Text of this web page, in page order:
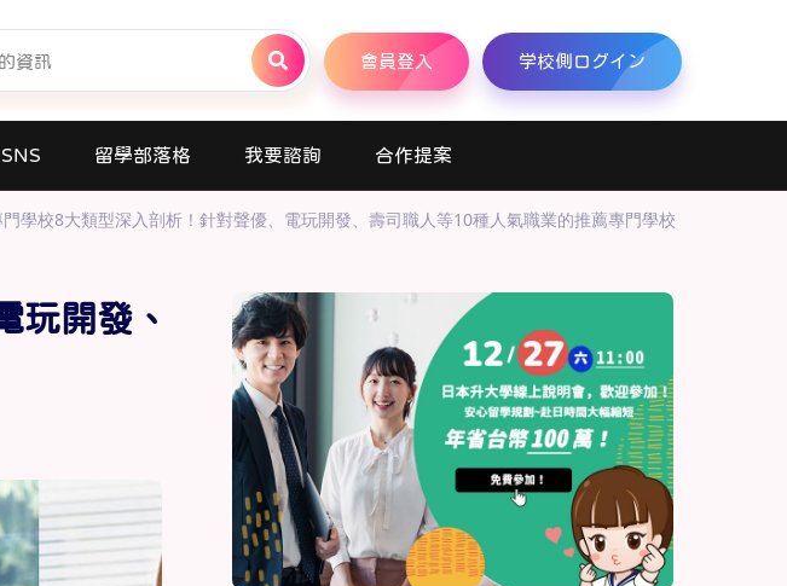
會員登入 学校側ログイン
留學部落格 我要諮詢 合作提案
門學校8大類型深入剖析！針對聲優、電玩開發、壽司職人等10種人氣職業的推薦專門學校
玩開發、